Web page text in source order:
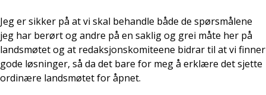
Jeg er sikker på at vi skal behandle både de spørsmålene
jeg har berørt og andre på en saklig og grei måte her på
landsmøtet og at redaksjonskomiteene bidrar til at vi finner
gode løsninger, så da det bare for meg å erklære det sjette
ordinære landsmøtet for åpnet.